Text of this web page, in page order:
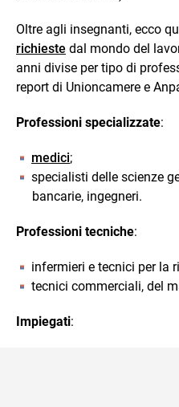
Oltre agli insegnanti, ecco
richieste dal mondo del
anni divise per tipo di
report di Unioncamere e
Professioni specializzate:
medici;
specialisti delle scienze
bancarie, ingegneri.
Professioni tecniche:
infermieri e tecnici per la
tecnici commerciali, del
Impiegati: